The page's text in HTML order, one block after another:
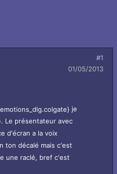
#1
01/05/2013
je
Le présentateur avec
d'écran a la voix
ton décalé mais c'est
une raclé, bref c'est